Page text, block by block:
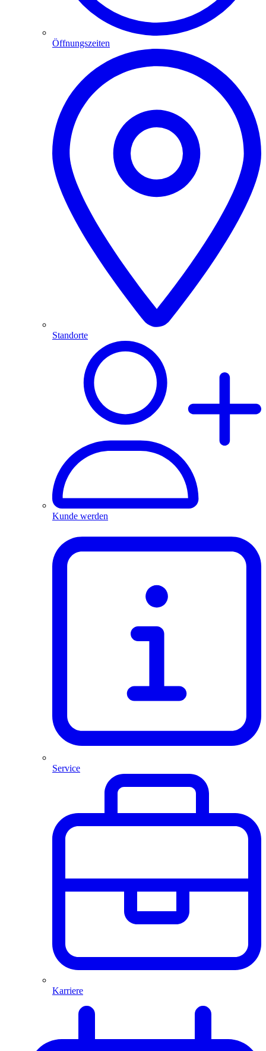
Öffnungszeiten
Standorte
Kunde werden
Service
Karriere